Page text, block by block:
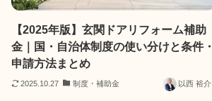
【2025年版】玄関ドアリフォーム補助
金｜国・自治体制度の使い分けと条件・
申請方法まとめ
2025.10.27 制度・補助金 以西 裕介